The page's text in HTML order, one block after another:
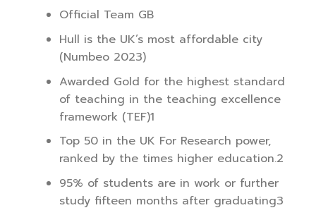
Official Team GB
Hull is the UK’s most affordable city
(Numbeo 2023)
Awarded Gold for the highest standard
of teaching in the teaching excellence
framework (TEF)1
Top 50 in the UK For Research power,
ranked by the times higher education.2
95% of students are in work or further
study fifteen months after graduating3